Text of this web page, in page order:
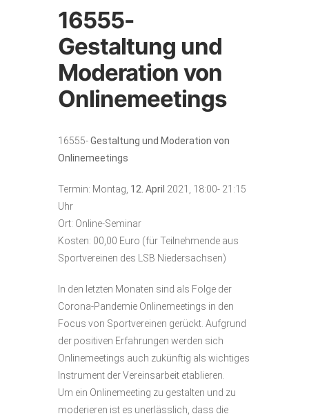
16555-
Gestaltung und
Moderation von
Onlinemeetings
16555-Gestaltung und Moderation von
Onlinemeetings
Termin: Montag, 12. April 2021, 18:00- 21:15
Uhr
Ort: Online-Seminar
Kosten: 00,00 Euro (für Teilnehmende aus
Sportvereinen des LSB Niedersachsen)
In den letzten Monaten sind als Folge der
Corona-Pandemie Onlinemeetings in den
Focus von Sportvereinen gerückt. Aufgrund
der positiven Erfahrungen werden sich
Onlinemeetings auch zukünftig als wichtiges
Instrument der Vereinsarbeit etablieren.
Um ein Onlinemeeting zu gestalten und zu
moderieren ist es unerlässlich, dass die